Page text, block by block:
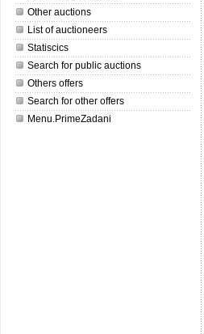
Other auctions
List of auctioneers
Statiscics
Search for public auctions
Others offers
Search for other offers
Menu.PrimeZadani